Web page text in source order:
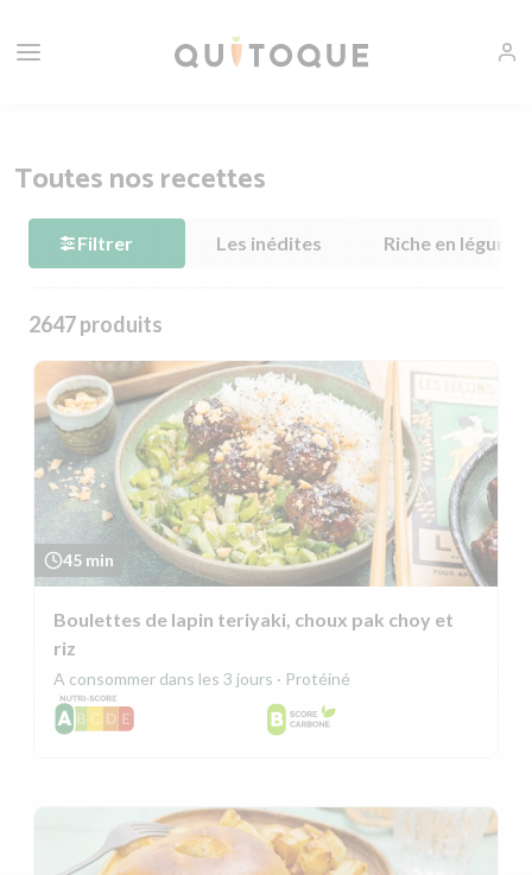
Toutes nos recettes
Filtrer Les inédites Riche en légumes
2647 produits
45 min
Boulettes de lapin teriyaki, choux pak choy et
riz
A consommer dans les 3 jours · Protéiné